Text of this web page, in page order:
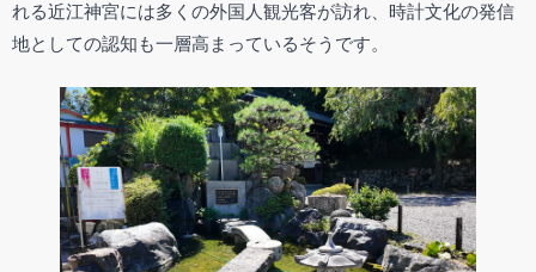
れる近江神宮には多くの外国人観光客が訪れ、時計文化の発信
地としての認知も一層高まっているそうです。